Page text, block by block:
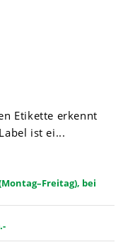
Etikette erkennt
ist ei...
bei